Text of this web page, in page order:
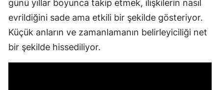
günü yıllar boyunca takip etmek, ilişkilerin nasıl
evrildiğini sade ama etkili bir şekilde gösteriyor.
Küçük anların ve zamanlamanın belirleyiciliği net
bir şekilde hissediliyor.